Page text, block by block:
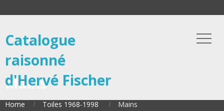
Catalogue
raisonné
d'Hervé Fischer
Mains
Home Toiles 1968-1998 Mains